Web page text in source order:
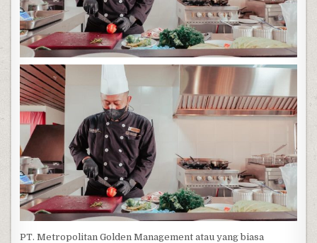
PT. Metropolitan Golden Management atau yang biasa